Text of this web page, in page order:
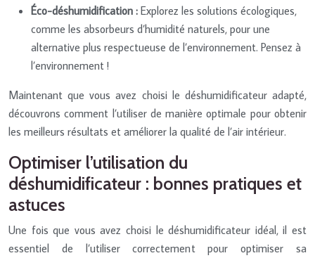
Éco-déshumidification : Explorez les solutions écologiques,
comme les absorbeurs d’humidité naturels, pour une
alternative plus respectueuse de l’environnement. Pensez à
l’environnement !
Maintenant que vous avez choisi le déshumidificateur adapté,
découvrons comment l’utiliser de manière optimale pour obtenir
les meilleurs résultats et améliorer la qualité de l’air intérieur.
Optimiser l’utilisation du
déshumidificateur : bonnes pratiques et
astuces
Une fois que vous avez choisi le déshumidificateur idéal, il est
essentiel de l’utiliser correctement pour optimiser sa